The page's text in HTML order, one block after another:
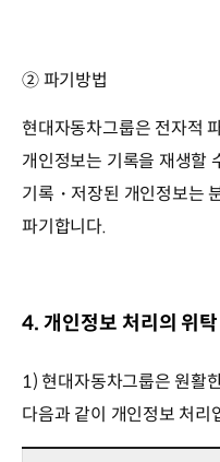
② 파기방법
현대자동차그룹은 전자적
개인정보는 기록을 재생할
기록・저장된 개인정보는
파기합니다.
4. 개인정보 처리의 위탁
1) 현대자동차그룹은 원활
다음과 같이 개인정보 처리